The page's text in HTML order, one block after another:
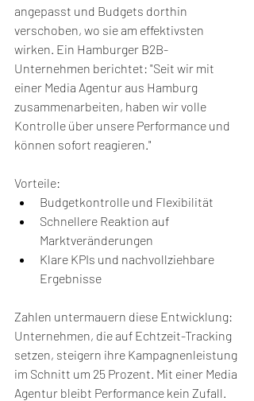
angepasst und Budgets dorthin
verschoben, wo sie am effektivsten
wirken. Ein Hamburger B2B-
Unternehmen berichtet: "Seit wir mit
einer Media Agentur aus Hamburg
zusammenarbeiten, haben wir volle
Kontrolle über unsere Performance und
können sofort reagieren."
Vorteile:
Budgetkontrolle und Flexibilität
Schnellere Reaktion auf
Marktveränderungen
Klare KPIs und nachvollziehbare
Ergebnisse
Zahlen untermauern diese Entwicklung:
Unternehmen, die auf Echtzeit-Tracking
setzen, steigern ihre Kampagnenleistung
im Schnitt um 25 Prozent. Mit einer Media
Agentur bleibt Performance kein Zufall.